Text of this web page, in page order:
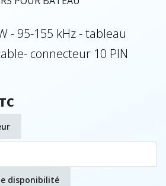
- 95-155 kHz - tableau
connecteur 10 PIN
disponibilité